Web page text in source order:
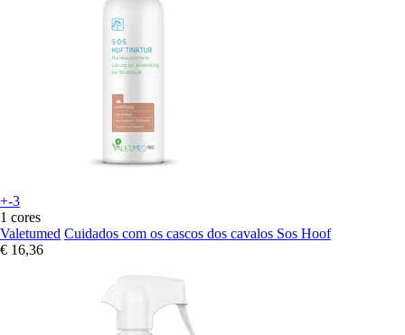
+-3
1 cores
Valetumed Cuidados com os cascos dos cavalos Sos Hoof
€ 16,36